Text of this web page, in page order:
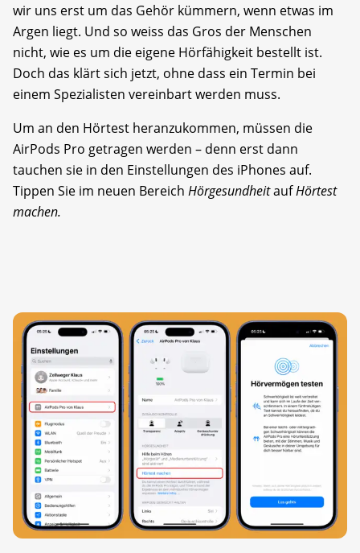
wir uns erst um das Gehör kümmern, wenn etwas im
Argen liegt. Und so weiss das Gros der Menschen
nicht, wie es um die eigene Hörfähigkeit bestellt ist.
Doch das klärt sich jetzt, ohne dass ein Termin bei
einem Spezialisten vereinbart werden muss.
Um an den Hörtest heranzukommen, müssen die
AirPods Pro getragen werden – denn erst dann
tauchen sie in den Einstellungen des iPhones auf.
Tippen Sie im neuen Bereich HörgesundheitaufHörtest
machen.